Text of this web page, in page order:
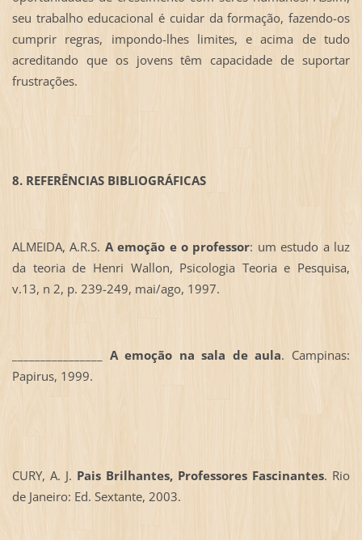
seu trabalho educacional é cuidar da formação, fazendo-os
cumprir regras, impondo-lhes limites, e acima de tudo
acreditando que os jovens têm capacidade de suportar
frustrações.
8. REFERÊNCIAS BIBLIOGRÁFICAS
ALMEIDA, A.R.S. A emoção e o professor: um estudo a luz
da teoria de Henri Wallon, Psicologia Teoria e Pesquisa,
v.13, n 2, p. 239-249, mai/ago, 1997.
A emoção na sala de aula. Campinas:
Papirus, 1999.
CURY, A. J. Pais Brilhantes, Professores Fascinantes. Rio
de Janeiro: Ed. Sextante, 2003.